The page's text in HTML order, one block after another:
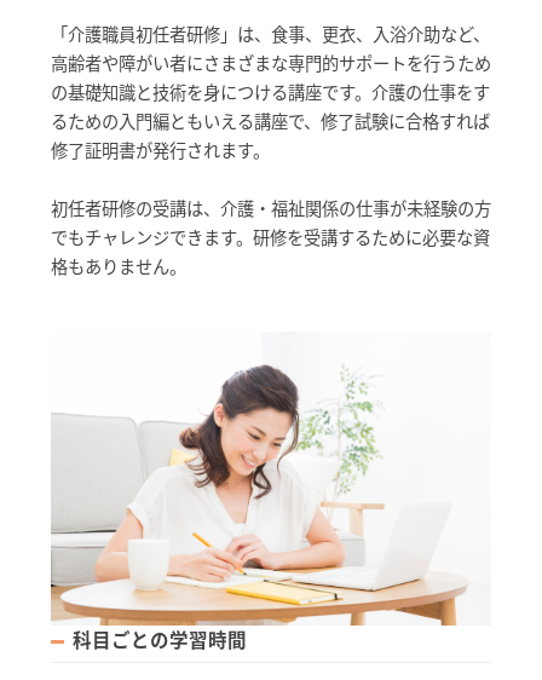
「介護職員初任者研修」は、食事、更衣、入浴介助など、
高齢者や障がい者にさまざまな専門的サポートを行うため
の基礎知識と技術を身につける講座です。介護の仕事をす
るための入門編ともいえる講座で、修了試験に合格すれば
修了証明書が発行されます。
初任者研修の受講は、介護・福祉関係の仕事が未経験の方
でもチャレンジできます。研修を受講するために必要な資
格もありません。
科目ごとの学習時間